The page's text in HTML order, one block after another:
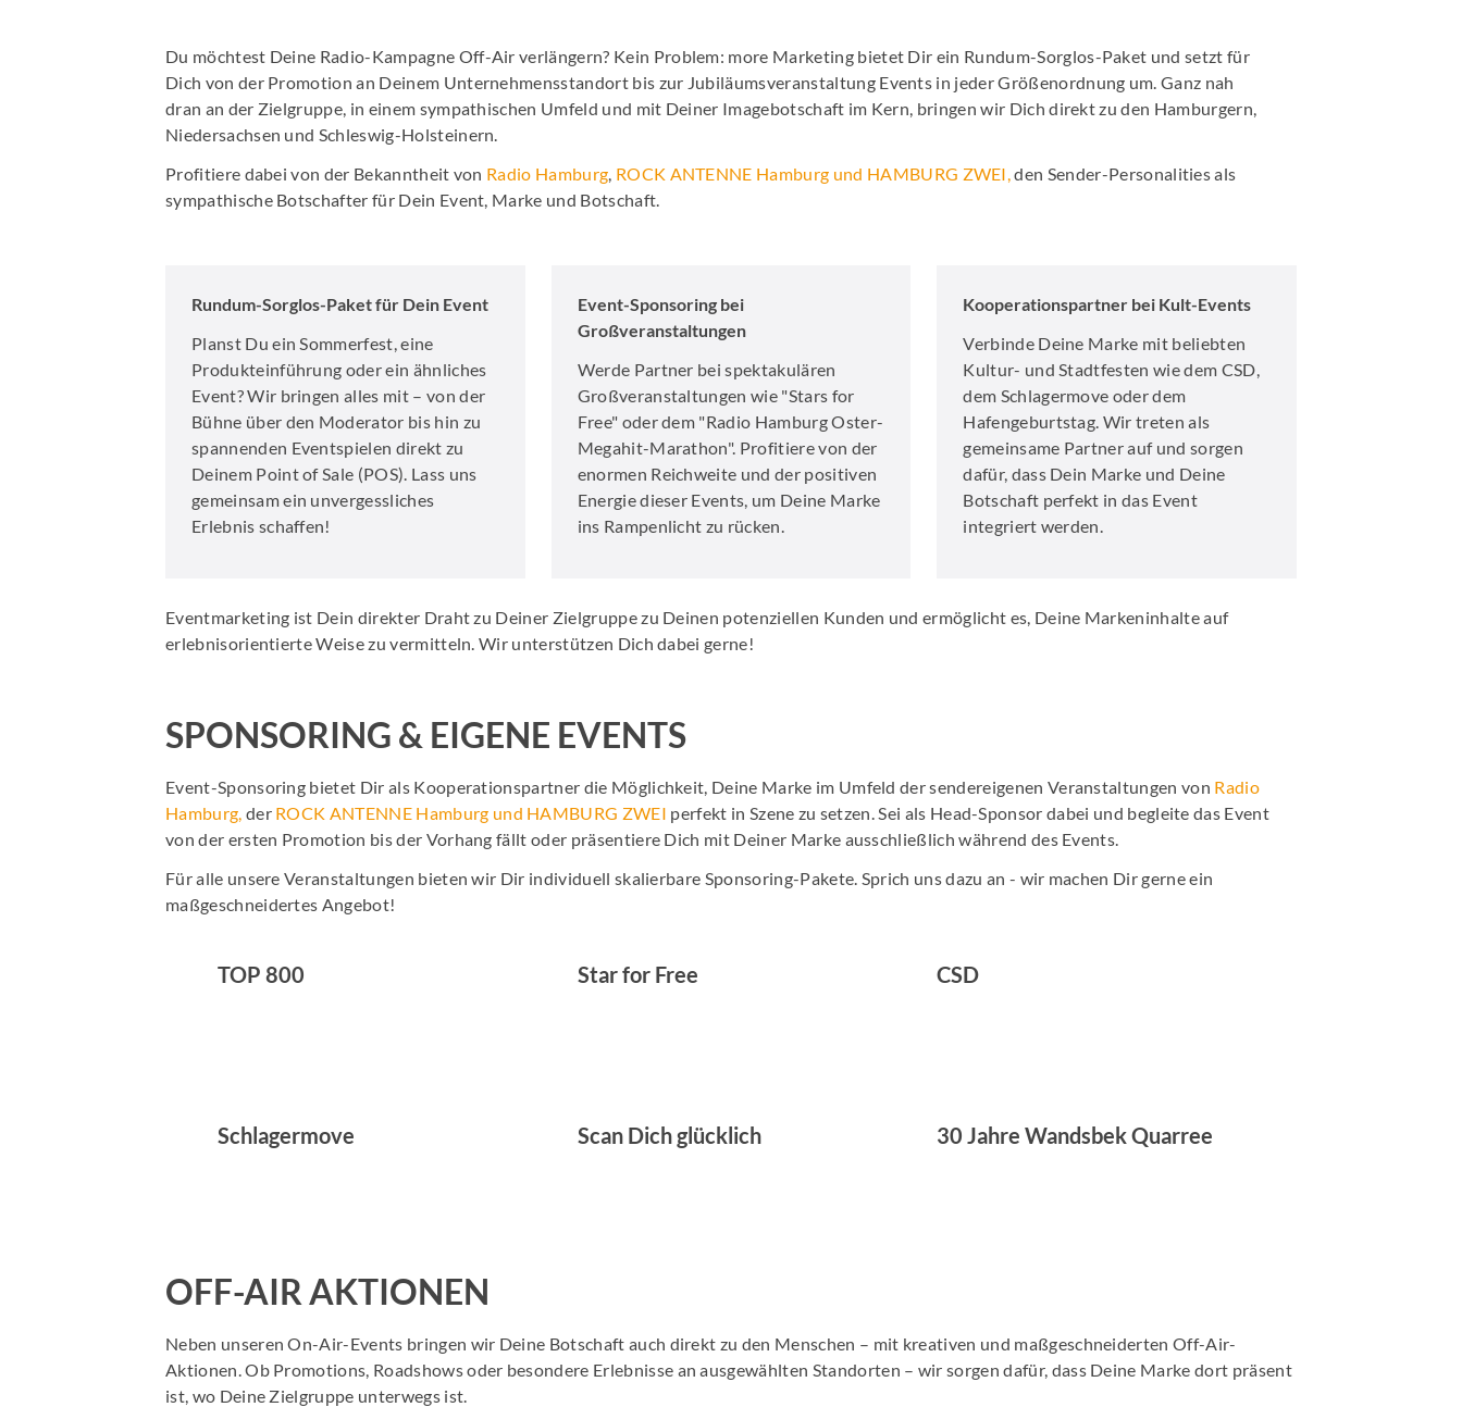
Online Audio Kalkulator
Radio Hamburg Jobmesse
Personalmarketing
AudioHafen News
Hamburger Wirtschaftsnews
Du möchtest Deine Radio-Kampagne Off-Air verlängern? Kein Problem: more Marketing bietet Dir ein Rundum-Sorglos-Paket und setzt für
Dich von der Promotion an Deinem Unternehmensstandort bis zur Jubiläumsveranstaltung Events in jeder Größenordnung um. Ganz nah
dran an der Zielgruppe, in einem sympathischen Umfeld und mit Deiner Imagebotschaft im Kern, bringen wir Dich direkt zu den Hamburgern,
Niedersachsen und Schleswig-Holsteinern.
Profitiere dabei von der Bekanntheit von Radio Hamburg, ROCK ANTENNE Hamburg und HAMBURG ZWEI,den Sender-Personalities als
sympathische Botschafter für Dein Event, Marke und Botschaft.
Rundum-Sorglos-Paket für Dein Event
Planst Du ein Sommerfest, eine
Produkteinführung oder ein ähnliches
Event? Wir bringen alles mit – von der
Bühne über den Moderator bis hin zu
spannenden Eventspielen direkt zu
Deinem Point of Sale (POS). Lass uns
gemeinsam ein unvergessliches
Erlebnis schaffen!
Event-Sponsoring bei
Großveranstaltungen
Werde Partner bei spektakulären
Großveranstaltungen wie "Stars for
Free" oder dem "Radio Hamburg Oster-
Megahit-Marathon". Profitiere von der
enormen Reichweite und der positiven
Energie dieser Events, um Deine Marke
ins Rampenlicht zu rücken.
Kooperationspartner bei Kult-Events
Verbinde Deine Marke mit beliebten
Kultur- und Stadtfesten wie dem CSD,
dem Schlagermove oder dem
Hafengeburtstag. Wir treten als
gemeinsame Partner auf und sorgen
dafür, dass Dein Marke und Deine
Botschaft perfekt in das Event
integriert werden.
Eventmarketing ist Dein direkter Draht zu Deiner Zielgruppe zu Deinen potenziellen Kunden und ermöglicht es, Deine Markeninhalte auf
erlebnisorientierte Weise zu vermitteln. Wir unterstützen Dich dabei gerne!
SPONSORING & EIGENE EVENTS
Event-Sponsoring bietet Dir als Kooperationspartner die Möglichkeit, Deine Marke im Umfeld der sendereigenen Veranstaltungen von Radio
Hamburg, der ROCK ANTENNE Hamburg und HAMBURG ZWEI perfekt in Szene zu setzen. Sei als Head-Sponsor dabei und begleite das Event
von der ersten Promotion bis der Vorhang fällt oder präsentiere Dich mit Deiner Marke ausschließlich während des Events.
Für alle unsere Veranstaltungen bieten wir Dir individuell skalierbare Sponsoring-Pakete. Sprich uns dazu an - wir machen Dir gerne ein
maßgeschneidertes Angebot!
TOP 800 Star for Free CSD
Schlagermove Scan Dich glücklich 30 Jahre Wandsbek Quarree
OFF-AIR AKTIONEN
Neben unseren On-Air-Events bringen wir Deine Botschaft auch direkt zu den Menschen – mit kreativen und maßgeschneiderten Off-Air-
Aktionen. Ob Promotions, Roadshows oder besondere Erlebnisse an ausgewählten Standorten – wir sorgen dafür, dass Deine Marke dort präsent
ist, wo Deine Zielgruppe unterwegs ist.